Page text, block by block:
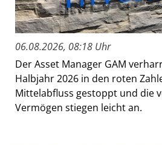
06.08.2026, 08:18 Uhr
Der Asset Manager GAM
Halbjahr 2026 in den roten
Mittelabfluss gestoppt und die
Vermögen stiegen leicht an.